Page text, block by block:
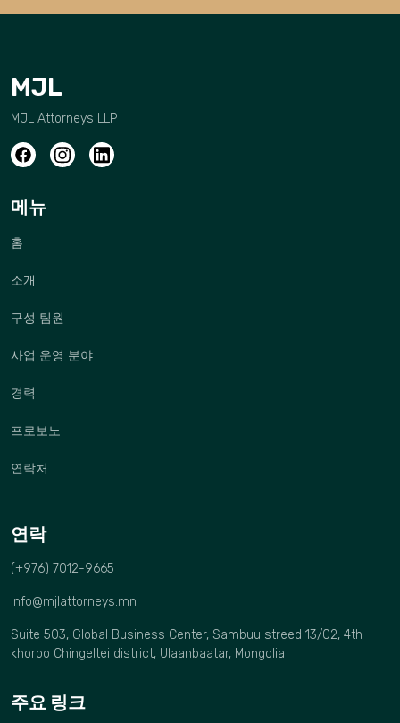
MJL
MJL Attorneys LLP
메뉴
홈
소개
구성 팀원
사업 운영 분야
경력
프로보노
연락처
연락
(+976) 7012-9665
info@mjlattorneys.mn
Suite 503, Global Business Center, Sambuu streed 13/02, 4th
khoroo Chingeltei district, Ulaanbaatar, Mongolia
주요 링크